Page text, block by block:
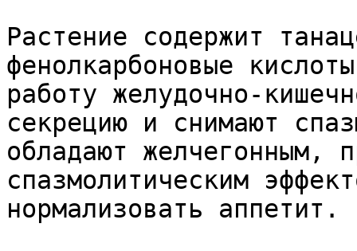
Растение содержит
фенолкарбоновые
работу желудочно-
секрецию и снимают
обладают желчегонным,
спазмолитическим
нормализовать аппетит.